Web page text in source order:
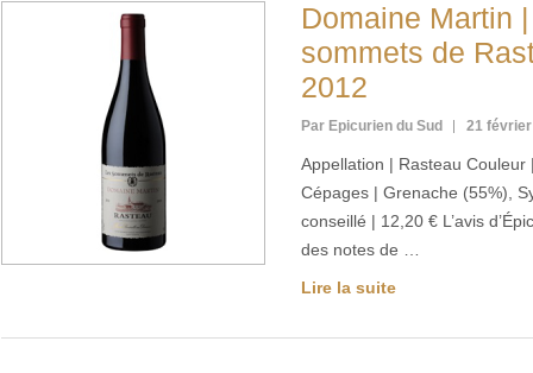
Domaine Martin
sommets de
2012
Par Epicurien du Sud 21
Appellation | Rasteau Couleur
Cépages | Grenache (55%),
conseillé | 12,20 € L’avis
des notes de …
Lire la suite